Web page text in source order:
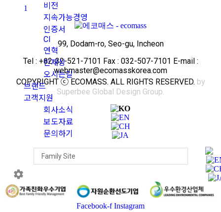
비전
지속가능경영
인증서
CI
연혁
인재상
오시는길
브랜드
고객지원
회사소식
보도자료
문의하기
1
99, Dodam-ro, Seo-gu, Incheon
Tel : +82-32-521-7101 Fax : 032-507-7101 E-mail :
webmaster@ecomasskorea.com
COPYRIGHT ⓒ ECOMASS. ALL RIGHTS RESERVED. by
Superbee Global Design Group.
Facebook-f Instagram